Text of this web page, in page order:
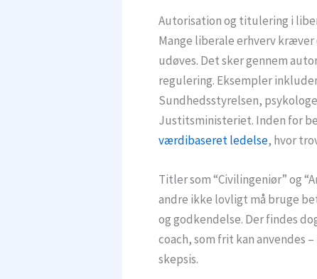
Autorisation og titulering i
Mange liberale erhverv
udøves. Det sker gennem
regulering. Eksempler
Sundhedsstyrelsen,
Justitsministeriet. Inden for
værdibaseret ledelse, hvor
Titler som “Civilingeniør” og
andre ikke lovligt må bruge
og godkendelse. Der findes
coach, som frit kan anvendes
skepsis.